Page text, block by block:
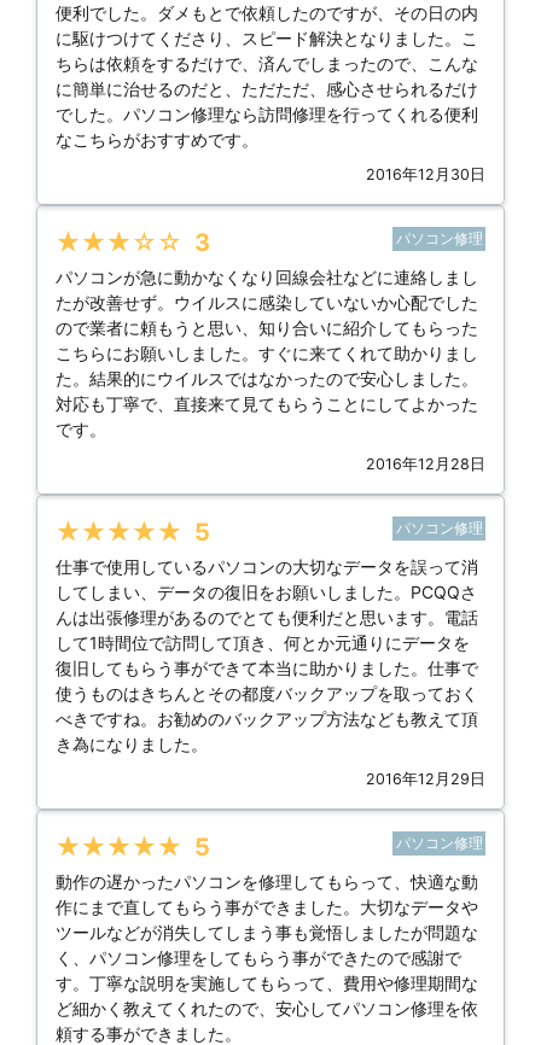
便利でした。ダメもとで依頼したのですが、その日の内
に駆けつけてくださり、スピード解決となりました。こ
ちらは依頼をするだけで、済んでしまったので、こんな
に簡単に治せるのだと、ただただ、感心させられるだけ
でした。パソコン修理なら訪問修理を行ってくれる便利
なこちらがおすすめです。
2016年12月30日
★★★★★ 3 パソコン修理
パソコンが急に動かなくなり回線会社などに連絡しまし
たが改善せず。ウイルスに感染していないか心配でした
ので業者に頼もうと思い、知り合いに紹介してもらった
こちらにお願いしました。すぐに来てくれて助かりまし
た。結果的にウイルスではなかったので安心しました。
対応も丁寧で、直接来て見てもらうことにしてよかった
です。
2016年12月28日
★★★★★ 5 パソコン修理
仕事で使用しているパソコンの大切なデータを誤って消
してしまい、データの復旧をお願いしました。PCQQさ
んは出張修理があるのでとても便利だと思います。電話
して1時間位で訪問して頂き、何とか元通りにデータを
復旧してもらう事ができて本当に助かりました。仕事で
使うものはきちんとその都度バックアップを取っておく
べきですね。お勧めのバックアップ方法なども教えて頂
き為になりました。
2016年12月29日
★★★★★ 5 パソコン修理
動作の遅かったパソコンを修理してもらって、快適な動
作にまで直してもらう事ができました。大切なデータや
ツールなどが消失してしまう事も覚悟しましたが問題な
く、パソコン修理をしてもらう事ができたので感謝で
す。丁寧な説明を実施してもらって、費用や修理期間な
ど細かく教えてくれたので、安心してパソコン修理を依
頼する事ができました。